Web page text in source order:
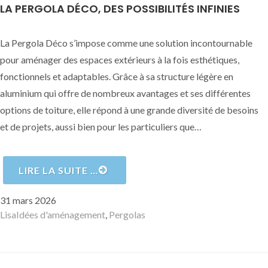
LA PERGOLA DÉCO, DES POSSIBILITÉS INFINIES
La Pergola Déco s’impose comme une solution incontournable
pour aménager des espaces extérieurs à la fois esthétiques,
fonctionnels et adaptables. Grâce à sa structure légère en
aluminium qui offre de nombreux avantages et ses différentes
options de toiture, elle répond à une grande diversité de besoins
et de projets, aussi bien pour les particuliers que…
LIRE LA SUITE …
Publié
le
31 mars 2026
Auteur
LisaCatégories
Idées d'aménagement, Pergolas